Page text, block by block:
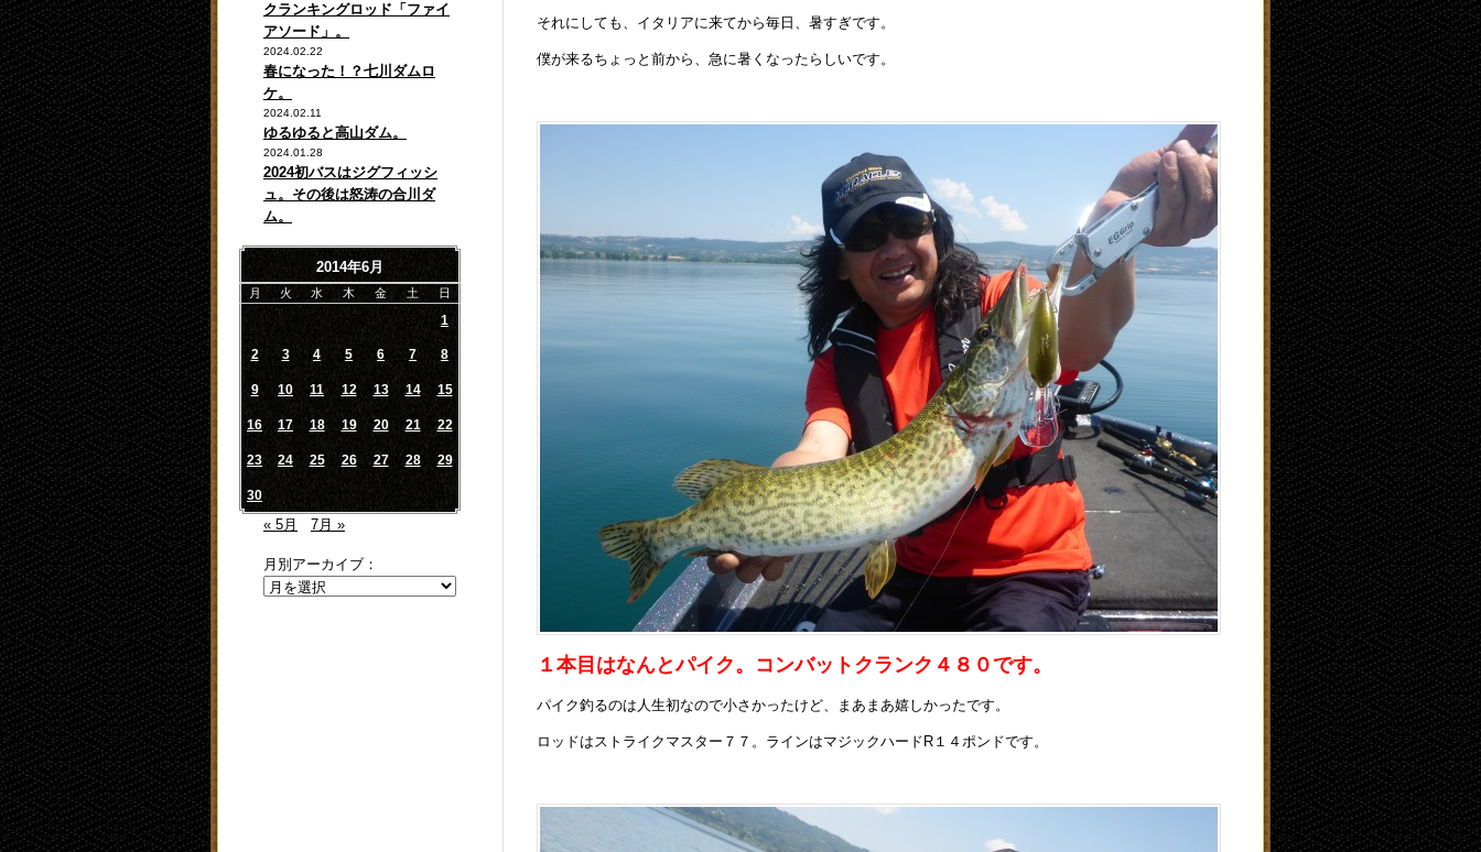
クランキングロッド「ファイ
アソード」。
2024.02.22
春になった！？七川ダムロ
ケ。
2024.02.11
ゆるゆると高山ダム。
2024.01.28
2024初バスはジグフィッシ
ュ。その後は怒涛の合川ダ
ム。
2014年6月
月 火 水 木 金 土 日
1
2 3 4 5 6 7 8
9 10 11 12 13 14 15
16 17 18 19 20 21 22
23 24 25 26 27 28 29
30
« 5月 7月 »
月別アーカイブ：
それにしても、イタリアに来てから毎日、暑すぎです。
僕が来るちょっと前から、急に暑くなったらしいです。
１本目はなんとパイク。コンバットクランク４８０です。
パイク釣るのは人生初なので小さかったけど、まあまあ嬉しかったです。
ロッドはストライクマスター７７。ラインはマジックハードR１４ポンドです。